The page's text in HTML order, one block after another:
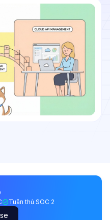
Tuân thủ SOC 2